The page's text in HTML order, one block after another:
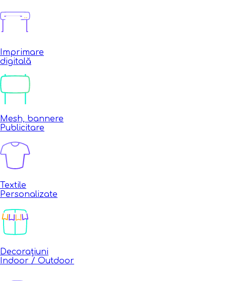
Imprimare
digitală
Mesh, bannere
Publicitare
Textile
Personalizate
Decorațiuni
Indoor / Outdoor